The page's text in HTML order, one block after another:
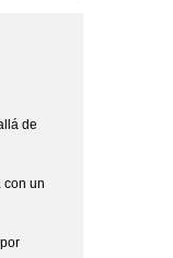
de
con un